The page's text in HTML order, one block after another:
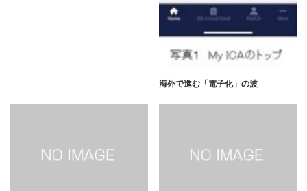
海外で進む「電子化」の波